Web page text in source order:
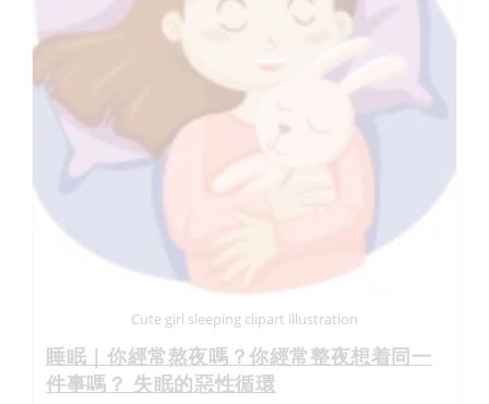
Cute girl sleeping clipart illustration
睡眠｜你經常熬夜嗎？你經常整夜想着同一
件事嗎？ 失眠的惡性循環